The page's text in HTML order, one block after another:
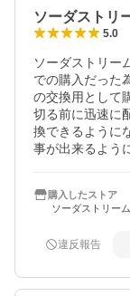
ソーダストリ
5.0
ソーダストリー
での購入だった
の交換用として
切る前に迅速に
換できるように
事が出来るよう
購入したストア
ソーダストリー
違反報告